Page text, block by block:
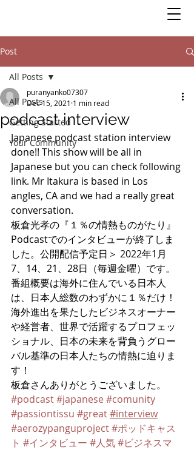
Post
All Posts
Getting Started
Your Community
All Posts
podcast interview
puranyanko07307
Dec 15, 2021 1 min read
Japanese podcast station interview
done!! This show will be all in
Japanese but you can check following
link. Mr Itakura is based in Los
angles, CA and we had a really great
conversation.
板倉光孝の『１％の情熱ものがたり』
Podcastでのインタビューが終了しま
した。公開配信予定日＞ 2022年1月
7、14、21、28日（毎週金曜）です。
番組概要は海外に住んでいる日本人
は、日本人総数のわずかに１％だけ！
海外進出を果たしたビジネスオーナー
や経営者、世界で活躍するプロフェッ
ショナル、日本の未来を背負うグロー
バル基準の日本人たちの情熱に迫りま
す！
板倉さんありがとうございました。
#podcast#japanese #comunity
#passiontissu #great#interview
#aerozypanguproject#ポッドキャス
ト #インタビュー #人気#ビジネスマ